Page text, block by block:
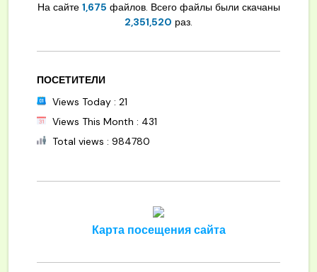
На сайте 1,675 файлов. Всего файлы были скачаны
2,351,520 раз.
ПОСЕТИТЕЛИ
Views Today : 21
Views This Month : 431
Total views : 984780
Карта посещения сайта